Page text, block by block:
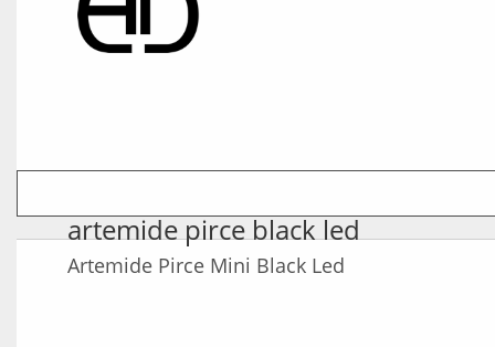
artemide pirce black led
Artemide Pirce Mini Black Led